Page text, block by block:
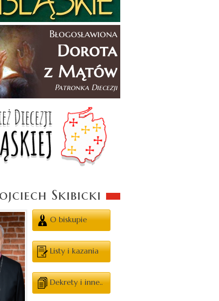
Skibicki
O biskupie
Listy i kazania
Dekrety i inne..